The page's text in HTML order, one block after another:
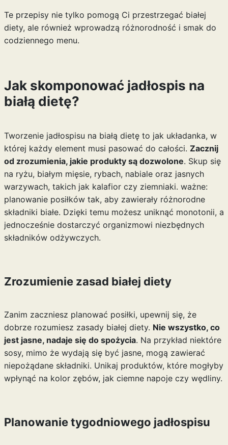
Te przepisy nie tylko pomogą Ci przestrzegać białej
diety, ale również wprowadzą różnorodność i smak do
codziennego menu.
Jak skomponować jadłospis na
białą dietę?
Tworzenie jadłospisu na białą dietę to jak układanka, w
której każdy element musi pasować do całości. Zacznij
od zrozumienia, jakie produkty są dozwolone. Skup się
na ryżu, białym mięsie, rybach, nabiale oraz jasnych
warzywach, takich jak kalafior czy ziemniaki. ważne:
planowanie posiłków tak, aby zawierały różnorodne
składniki białe. Dzięki temu możesz uniknąć monotonii, a
jednocześnie dostarczyć organizmowi niezbędnych
składników odżywczych.
Zrozumienie zasad białej diety
Zanim zaczniesz planować posiłki, upewnij się, że
dobrze rozumiesz zasady białej diety. Nie wszystko, co
jest jasne, nadaje się do spożycia. Na przykład niektóre
sosy, mimo że wydają się być jasne, mogą zawierać
niepożądane składniki. Unikaj produktów, które mogłyby
wpłynąć na kolor zębów, jak ciemne napoje czy wędliny.
Planowanie tygodniowego jadłospisu